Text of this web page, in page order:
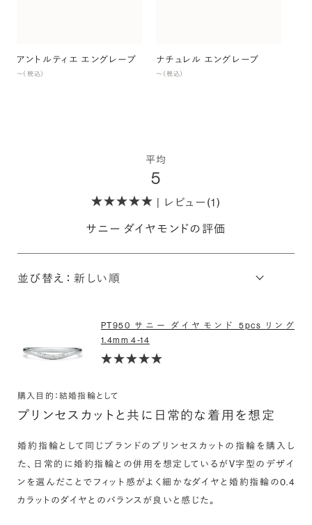
アントルティエ エングレーブ
〜（税込）
ナチュレル エングレーブ
〜（税込）
平均
5
| レビュー(1)
サニー ダイヤモンドの評価
並び替え：
PT950 サニー ダイヤモンド 5pcs リング
1.4mm 4-14
購入目的：結婚指輪として
プリンセスカットと共に日常的な着用を想定
婚約指輪として同じブランドのプリンセスカットの指輪を購入し
た、日常的に婚約指輪との併用を想定しているがV字型のデザイ
ンを選んだことでフィット感がよく細かなダイヤと婚約指輪の0.4
カラットのダイヤとのバランスが良いと感じた。